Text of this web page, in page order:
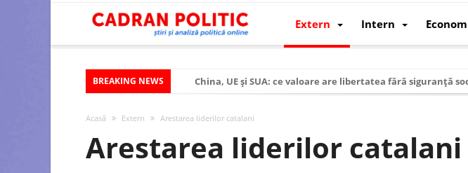
Extern Intern
BREAKING NEWS
China, UE și SUA: ce valoare are libertatea fără siguranță
Modelul economic al Chinei: cum a devenit atelierul lumii și
Acasă Extern Arestarea liderilor catalani
Arestarea liderilor catalani